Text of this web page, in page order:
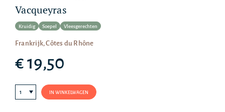
Vacqueyras
Kruidig Soepel Vleesgerechten
Frankrijk, Côtes du Rhône
€ 19,50
IN WINKELWAGEN